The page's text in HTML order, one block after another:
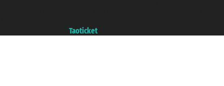
Taoticket